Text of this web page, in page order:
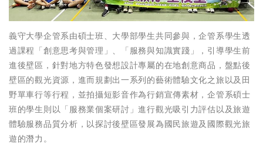
義守大學企管系由碩士班、大學部學生共同參與，企管系學生透
過課程「創意思考與管理」、「服務與知識實踐」，引導學生前
進後壁區，針對地方特色發想設計專屬的在地創意商品，盤點後
壁區的觀光資源，進而規劃出一系列的藝術體驗文化之旅以及田
野單車行等行程，並拍攝短影音作為行銷宣傳素材，企管系碩士
班的學生則以「服務業個案研討」進行觀光吸引力評估以及旅遊
體驗服務品質分析，以探討後壁區發展為國民旅遊及國際觀光旅
遊的潛力。